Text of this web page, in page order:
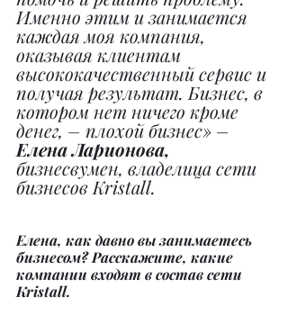
Именно этим и занимается
каждая моя компания,
оказывая клиентам
высококачественный сервис и
получая результат. Бизнес, в
котором нет ничего кроме
денег, – плохой бизнес» –
Елена Ларионова,
бизнесвумен, владелица сети
бизнесов Kristall.
Елена, как давно вы занимаетесь
бизнесом? Расскажите, какие
компании входят в состав сети
Kristall.